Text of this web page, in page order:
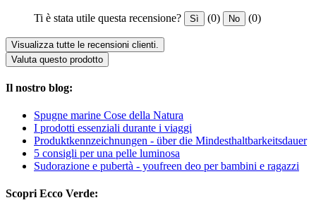
Ti è stata utile questa recensione? Sì (0) No (0)
Visualizza tutte le recensioni clienti.
Valuta questo prodotto
Il nostro blog:
Spugne marine Cose della Natura
I prodotti essenziali durante i viaggi
Produktkennzeichnungen - über die Mindesthaltbarkeitsdauer
5 consigli per una pelle luminosa
Sudorazione e pubertà - youfreen deo per bambini e ragazzi
Scopri Ecco Verde: